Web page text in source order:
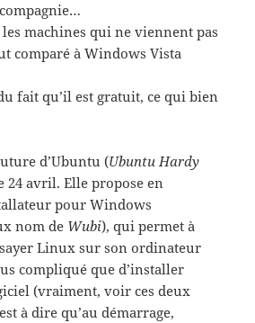
machines qui ne viennent pas
comparé à Windows Vista
fait qu’il est gratuit, ce qui bien
d’Ubuntu (Ubuntu Hardy
24 avril. Elle propose en
pour Windows
nom de Wubi), qui permet à
Linux sur son ordinateur
compliqué que d’installer
(vraiment, voir ces deux
à dire qu’au démarrage,